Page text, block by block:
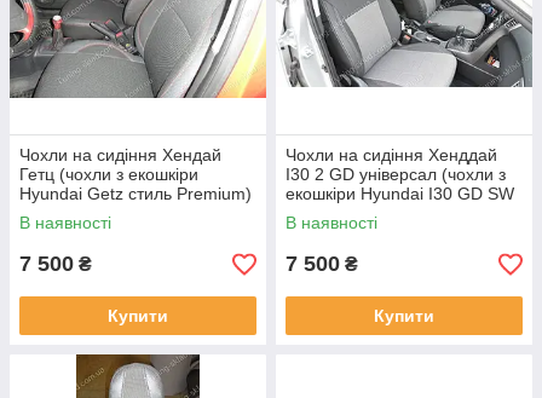
Чохли на сидіння Хендай
Гетц (чохли з екошкіри
Hyundai Getz стиль Premium)
В наявності
7 500 ₴
Купити
Чохли на сидіння Хенддай
I30 2 GD універсал (чохли з
екошкіри Hyundai I30 GD SW
стиль Premium)
В наявності
7 500 ₴
Купити